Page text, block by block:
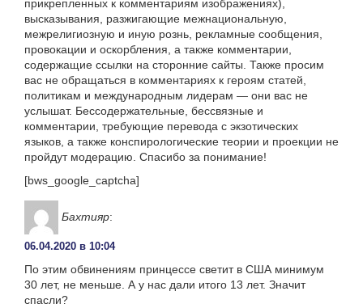
прикрепленных к комментариям изображениях),
высказывания, разжигающие межнациональную,
межрелигиозную и иную рознь, рекламные сообщения,
провокации и оскорбления, а также комментарии,
содержащие ссылки на сторонние сайты. Также просим
вас не обращаться в комментариях к героям статей,
политикам и международным лидерам — они вас не
услышат. Бессодержательные, бессвязные и
комментарии, требующие перевода с экзотических
языков, а также конспирологические теории и проекции не
пройдут модерацию. Спасибо за понимание!
[bws_google_captcha]
Бахтияр:
06.04.2020 в 10:04
По этим обвинениям принцессе светит в США минимум
30 лет, не меньше. А у нас дали итого 13 лет. Значит
спасли?